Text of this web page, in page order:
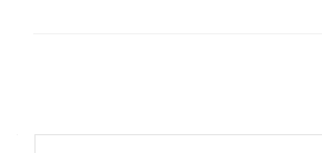
navigation